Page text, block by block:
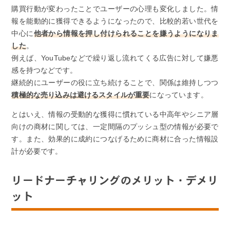
購買行動が変わったことでユーザーの心理も変化しました。情
報を能動的に獲得できるようになったので、比較的若い世代を
中心に他者から情報を押し付けられることを嫌うようになりま
した。
例えば、YouTubeなどで繰り返し流れてくる広告に対して嫌悪
感を持つなどです。
継続的にユーザーの役に立ち続けることで、関係は維持しつつ
積極的な売り込みは避けるスタイルが重要になっています。
とはいえ、情報の受動的な獲得に慣れている中高年やシニア層
向けの商材に関しては、一定間隔のプッシュ型の情報が必要で
す。また、効果的に成約につなげるために商材に合った情報設
計が必要です。
リードナーチャリングのメリット・デメリ
ット